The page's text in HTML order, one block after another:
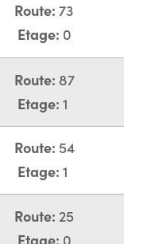
Route: 73
Etage: 0
Route: 87
Etage: 1
Route: 54
Etage: 1
Route: 25